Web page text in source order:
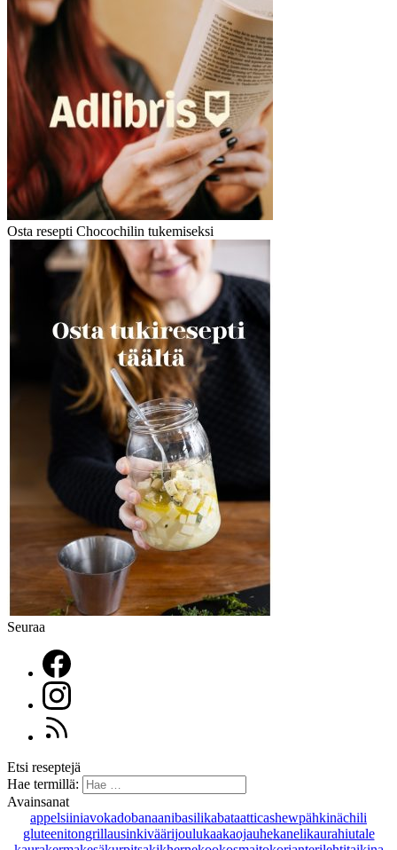
Osta resepti Chocochilin tukemiseksi
Seuraa
Etsi reseptejä
Hae termillä:
Avainsanat
appelsiiniavokadobanaanibasilikabataatticashewpähkinächili
gluteenitongrillausinkiväärijoulukaakaojauhekanelikaurahiutale